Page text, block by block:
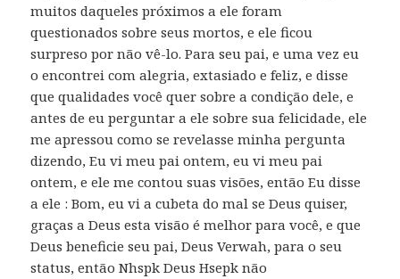
muitos daqueles próximos a ele foram
questionados sobre seus mortos, e ele ficou
surpreso por não vê-lo. Para seu pai, e uma vez eu
o encontrei com alegria, extasiado e feliz, e disse
que qualidades você quer sobre a condição dele, e
antes de eu perguntar a ele sobre sua felicidade, ele
me apressou como se revelasse minha pergunta
dizendo, Eu vi meu pai ontem, eu vi meu pai
ontem, e ele me contou suas visões, então Eu disse
a ele : Bom, eu vi a cubeta do mal se Deus quiser,
graças a Deus esta visão é melhor para você, e que
Deus beneficie seu pai, Deus Verwah, para o seu
status, então Nhspk Deus Hsepk não